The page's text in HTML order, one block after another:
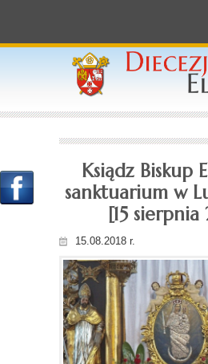
Ksiądz Biskup
sanktuarium w
[15 sierpnia
15.08.2018 r.